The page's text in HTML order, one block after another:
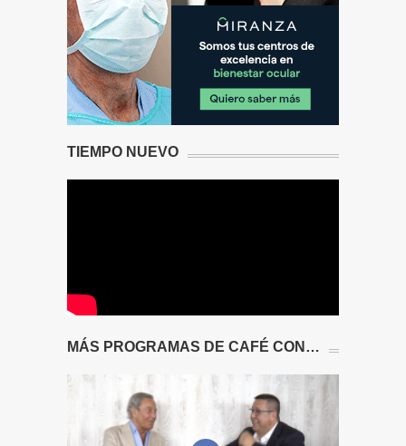
TIEMPO NUEVO
MÁS PROGRAMAS DE CAFÉ CON…